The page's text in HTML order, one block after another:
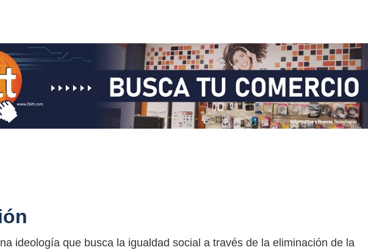
ideología que busca la igualdad social a través de la eliminación de la